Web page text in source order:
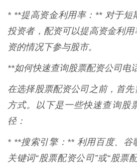
* **提高资金利用率：** 对于短
投资者，配资可以提高资金利
资的情况下参与股市。
**如何快速查询股票配资公司电
在选择股票配资公司之前，首
方式。以下是一些快速查询股
径：
* **搜索引擎：** 利用百度、谷
关键词“股票配资公司”或“股票